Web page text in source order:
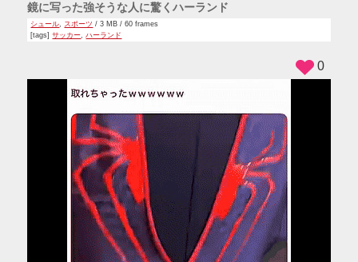
鏡に写った強そうな人に驚くハーランド
シュール スポーツ / 3 MB / 60 frames
[tags]サッカー,ハーランド
0